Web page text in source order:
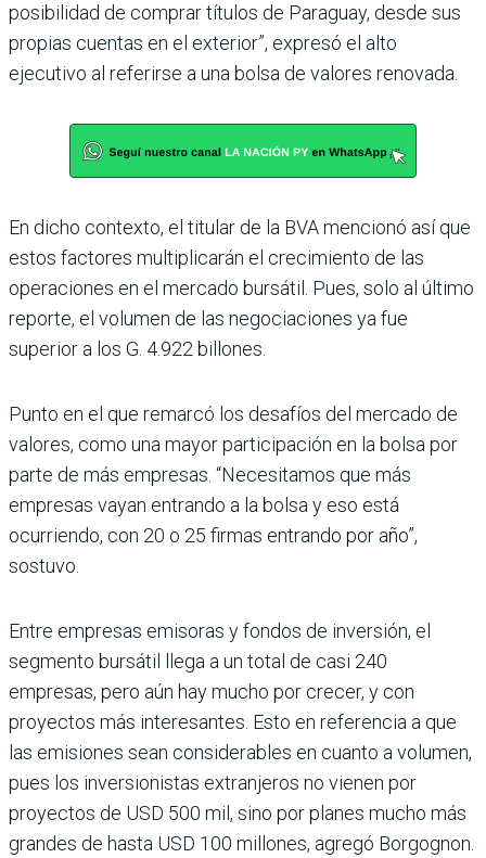
posibilidad de comprar títulos de Paraguay, desde sus
propias cuentas en el exterior”, expresó el alto
ejecutivo al referirse a una bolsa de valores renovada.
En dicho contexto, el titular de la BVA mencionó así que
estos factores multiplicarán el crecimiento de las
operaciones en el mercado bursátil. Pues, solo al último
reporte, el volumen de las negociaciones ya fue
superior a los G. 4.922 billones.
Punto en el que remarcó los desafíos del mercado de
valores, como una mayor participación en la bolsa por
parte de más empresas. “Necesitamos que más
empresas vayan entrando a la bolsa y eso está
ocurriendo, con 20 o 25 firmas entrando por año”,
sostuvo.
Entre empresas emisoras y fondos de inversión, el
segmento bursátil llega a un total de casi 240
empresas, pero aún hay mucho por crecer, y con
proyectos más interesantes. Esto en referencia a que
las emisiones sean considerables en cuanto a volumen,
pues los inversionistas extranjeros no vienen por
proyectos de USD 500 mil, sino por planes mucho más
grandes de hasta USD 100 millones, agregó Borgognon.